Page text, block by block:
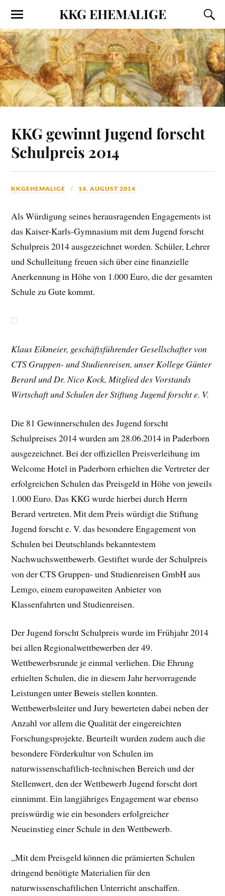
KKG EHEMALIGE
KKG gewinnt Jugend forscht
Schulpreis 2014
KKGEHEMALIGE 14. AUGUST 2014
Als Würdigung seines herausragenden Engagements ist
das Kaiser-Karls-Gymnasium mit dem Jugend forscht
Schulpreis 2014 ausgezeichnet worden. Schüler, Lehrer
und Schulleitung freuen sich über eine finanzielle
Anerkennung in Höhe von 1.000 Euro, die der gesamten
Schule zu Gute kommt.
Klaus Eikmeier, geschäftsführender Gesellschafter von
CTS Gruppen- und Studienreisen, unser Kollege Günter
Berard undDr. Nico Kock, Mitglied des Vorstands
Wirtschaft und Schulen der Stiftung Jugend forscht e. V.
Die 81 Gewinnerschulen des Jugend forscht
Schulpreises 2014 wurden am 28.06.2014 in Paderborn
ausgezeichnet. Bei der offiziellen Preisverleihung im
Welcome Hotel in Paderborn erhielten die Vertreter der
erfolgreichen Schulen das Preisgeld in Höhe von jeweils
1.000 Euro. Das KKG wurde hierbei durch Herrn
Berard vertreten. Mit dem Preis würdigt die Stiftung
Jugend forscht e. V. das besondere Engagement von
Schulen bei Deutschlands bekanntestem
Nachwuchswettbewerb. Gestiftet wurde der Schulpreis
von der CTS Gruppen- und Studienreisen GmbH aus
Lemgo, einem europaweiten Anbieter von
Klassenfahrten und Studienreisen.
Der Jugend forscht Schulpreis wurde im Frühjahr 2014
bei allen Regionalwettbewerben der 49.
Wettbewerbsrunde je einmal verliehen. Die Ehrung
erhielten Schulen, die in diesem Jahr hervorragende
Leistungen unter Beweis stellen konnten.
Wettbewerbsleiter und Jury bewerteten dabei neben der
Anzahl vor allem die Qualität der eingereichten
Forschungsprojekte. Beurteilt wurden zudem auch die
besondere Förderkultur von Schulen im
naturwissenschaftlich-technischen Bereich und der
Stellenwert, den der Wettbewerb Jugend forscht dort
einnimmt. Ein langjähriges Engagement war ebenso
preiswürdig wie ein besonders erfolgreicher
Neueinstieg einer Schule in den Wettbewerb.
„Mit dem Preisgeld können die prämierten Schulen
dringend benötigte Materialien für den
naturwissenschaftlichen Unterricht anschaffen.